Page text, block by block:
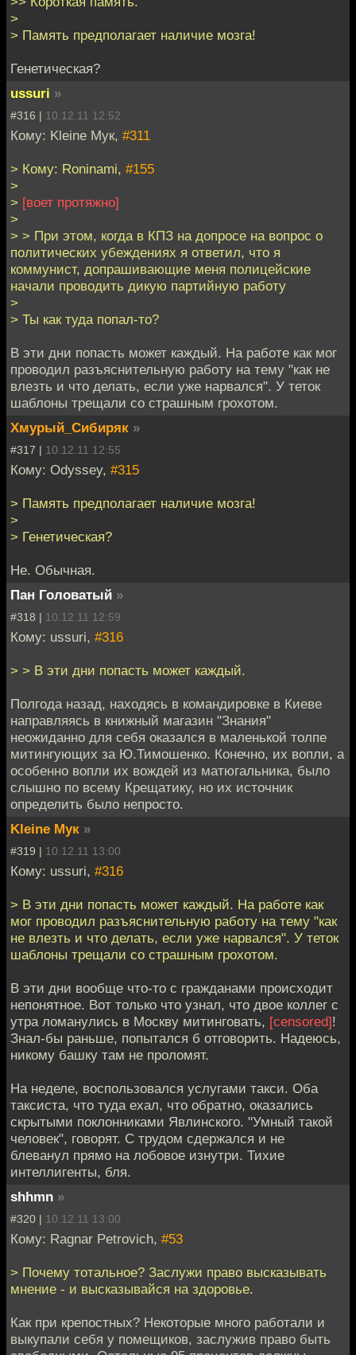
>
> Память предполагает наличие мозга!
Генетическая?
ussuri »
#316 | 10.12.11 12:52
Кому: Kleine Мук, #311
> Кому: Roninami, #155
>
> [воет протяжно]
>
> > При этом, когда в КПЗ на допросе на вопрос о
политических убеждениях я ответил, что я
коммунист, допрашивающие меня полицейские
начали проводить дикую партийную работу
>
> Ты как туда попал-то?
В эти дни попасть может каждый. На работе как мог
проводил разъяснительную работу на тему "как не
влезть и что делать, если уже нарвался". У теток
шаблоны трещали со страшным грохотом.
Хмурый_Сибиряк »
#317 | 10.12.11 12:55
Кому: Odyssey, #315
> Память предполагает наличие мозга!
>
> Генетическая?
Не. Обычная.
Пан Головатый »
#318 | 10.12.11 12:59
Кому: ussuri, #316
> > В эти дни попасть может каждый.
Полгода назад, находясь в командировке в Киеве
направляясь в книжный магазин "Знания"
неожиданно для себя оказался в маленькой толпе
митингующих за Ю.Тимошенко. Конечно, их вопли, а
особенно вопли их вождей из матюгальника, было
слышно по всему Крещатику, но их источник
определить было непросто.
Kleine Мук »
#319 | 10.12.11 13:00
Кому: ussuri, #316
> В эти дни попасть может каждый. На работе как
мог проводил разъяснительную работу на тему "как
не влезть и что делать, если уже нарвался". У теток
шаблоны трещали со страшным грохотом.
В эти дни вообще что-то с гражданами происходит
непонятное. Вот только что узнал, что двое коллег с
утра ломанулись в Москву митинговать, [censored]!
Знал-бы раньше, попытался б отговорить. Надеюсь,
никому башку там не проломят.
На неделе, воспользовался услугами такси. Оба
таксиста, что туда ехал, что обратно, оказались
скрытыми поклонниками Явлинского. "Умный такой
человек", говорят. С трудом сдержался и не
блеванул прямо на лобовое изнутри. Тихие
интеллигенты, бля.
shhmn »
#320 | 10.12.11 13:00
Кому: Ragnar Petrovich, #53
> Почему тотальное? Заслужи право высказывать
мнение - и высказывайся на здоровье.
Как при крепостных? Некоторые много работали и
выкупали себя у помещиков, заслужив право быть